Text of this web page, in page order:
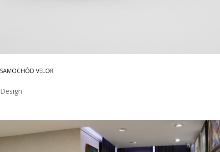
SAMOCHÓD VELOR
Design